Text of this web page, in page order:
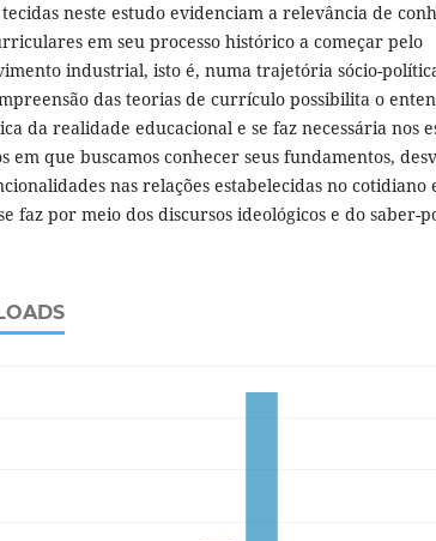
neste estudo evidenciam a relevância de
em seu processo histórico a começar pelo
industrial, isto é, numa trajetória sócio-
das teorias de currículo possibilita o
da realidade educacional e se faz necessária nos
em que buscamos conhecer seus fundamentos,
nas relações estabelecidas no cotidiano
faz por meio dos discursos ideológicos e do saber-